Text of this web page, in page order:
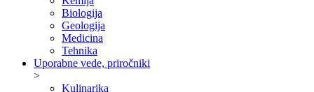
Biologija
Geologija
Medicina
Tehnika
Uporabne vede, priročniki
>
Kulinarika